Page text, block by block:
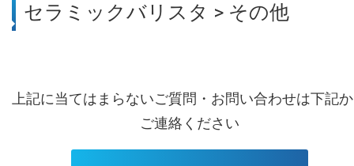
セラミックバリスタ > その他
上記に当てはまらないご質問・お問い合わせは下記
ご連絡ください